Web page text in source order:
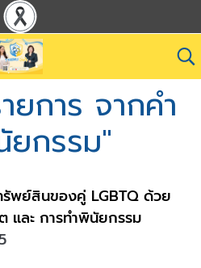
การ จากคำ
ยกรรม"
พย์สินของคู่ LGBTQ ด้วย
และ การทำพินัยกรรม